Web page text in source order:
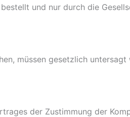
und nur durch die
müssen gesetzlich
der Zustimmung der